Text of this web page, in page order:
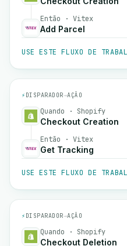
Então · Vitex
Add Parcel
USE ESTE FLUXO DE
⚡ DISPARADOR→AÇÃO
Quando · Shopify
Checkout Creation
Então · Vitex
Get Tracking
USE ESTE FLUXO DE
⚡ DISPARADOR→AÇÃO
Quando · Shopify
Checkout Deletion